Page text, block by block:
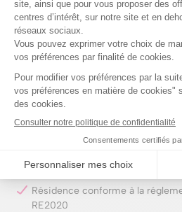
Volets roulants électriques
Menuiseries mixtes aluminium
Accès sécurisé par vidéophone
Porte palière avec serrure de
Parking en sous-sol avec accès
collective
Résidence conforme à la
RE2020